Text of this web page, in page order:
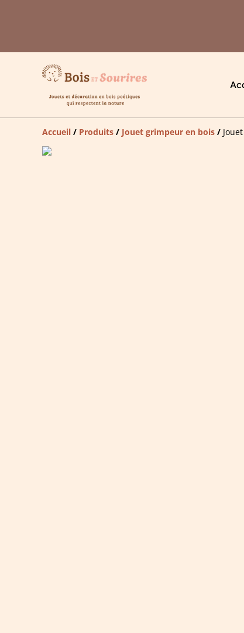
Accueil / Produits / Jouet grimpeur en bois /